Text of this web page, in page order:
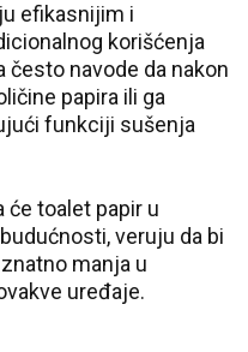
efikasnijim i
korišćenja
često navode da nakon
papira ili ga
funkciji sušenja
će toalet papir u
veruju da bi
manja u
uređaje.